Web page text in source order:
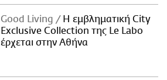
Good Living
Η εμβληματική City
Exclusive Collection της Le Labo
έρχεται στην Αθήνα